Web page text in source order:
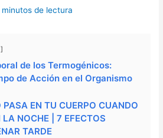
de lectura
de los Termogénicos:
de Acción en el Organismo
PASA EN TU CUERPO CUANDO
NOCHE | 7 EFECTOS
TARDE